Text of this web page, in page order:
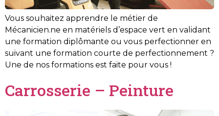
Vous souhaitez apprendre le métier de
Mécanicien.ne en matériels d’espace vert en validant
une formation diplômante ou vous perfectionner en
suivant une formation courte de perfectionnement ?
Une de nos formations est faite pour vous !
Carrosserie – Peinture